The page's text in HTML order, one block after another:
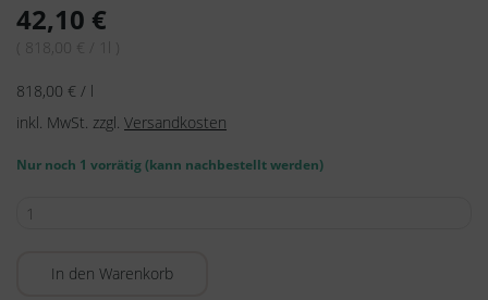
42,10 €
( 818,00 € / 1l )
818,00 € / l
inkl. MwSt. zzgl. Versandkosten
Nur noch 1 vorrätig (kann nachbestellt werden)
Rich
50ml
In den Warenkorb